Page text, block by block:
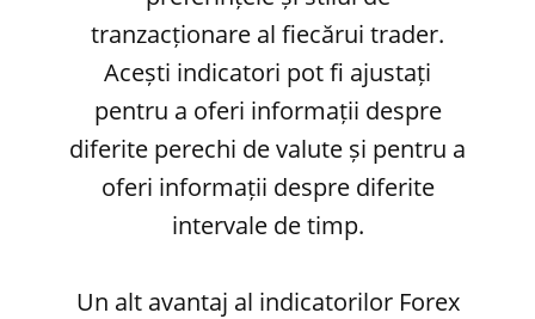
tranzacționare al fiecărui trader.
Acești indicatori pot fi ajustați
pentru a oferi informații despre
diferite perechi de valute și pentru a
oferi informații despre diferite
intervale de timp.
Un alt avantaj al indicatorilor Forex